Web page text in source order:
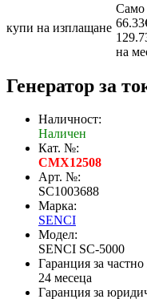
купи на изплащане
Само
на
Генератор за
Наличност:
Наличен
Кат. №:
CMX12508
Арт. №:
SC1003688
Марка:
SENCI
Модел:
SENCI SC-5000
Гаранция за
24 месеца
Гаранция за